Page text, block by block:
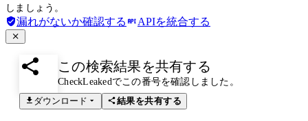
しましょう。
漏れがないか確認する APIを統合する
この検索結果を共有する
CheckLeakedでこの番号を確認しました。
ダウンロード
結果を共有する